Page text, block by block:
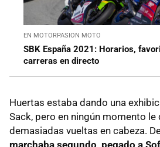
EN MOTORPASION MOTO
SBK España 2021: Horarios,
carreras en directo
Huertas estaba dando una
Sack, pero en ningún momento le
demasiadas vueltas en cabeza.
marchaba segundo, pegado a